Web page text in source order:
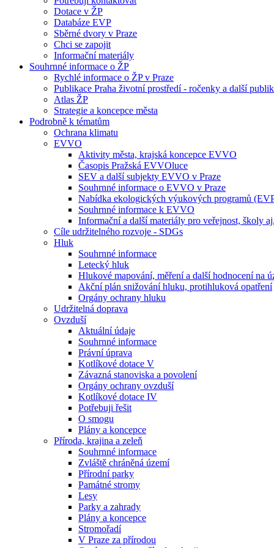
Dotace v ŽP
Databáze EVP
Sběrné dvory v Praze
Chci se zapojit
Informační materiály
Souhrnné informace o ŽP
Rychlé informace o ŽP v Praze
Publikace Praha životní prostředí - ročenky a další
Atlas ŽP
Strategie a koncepce města
Podrobně k tématům
Ochrana klimatu
EVVO
Aktivity města, krajská koncepce EVVO
Časopis Pražská EVVOluce
SEV a další subjekty EVVO v Praze
Souhrnné informace o EVVO v Praze
Nabídka ekologických výukových programů
Souhrnné informace k EVVO
Informační a další materiály pro veřejnost, školy aj.
Cíle udržitelného rozvoje - SDGs
Hluk
Souhrnné informace
Letecký hluk
Hlukové mapování, měření a další hodnocení na
Akční plán snižování hluku, protihluková opatření
Orgány ochrany hluku
Udržitelná doprava
Ovzduší
Aktuální údaje
Souhrnné informace
Právní úprava
Kotlíkové dotace V
Závazná stanoviska a povolení
Orgány ochrany ovzduší
Kotlíkové dotace IV
Potřebuji řešit
O smogu
Plány a koncepce
Příroda, krajina a zeleň
Souhrnné informace
Zvláště chráněná území
Přírodní parky
Památné stromy
Lesy
Parky a zahrady
Plány a koncepce
Stromořadí
V Praze za přírodou